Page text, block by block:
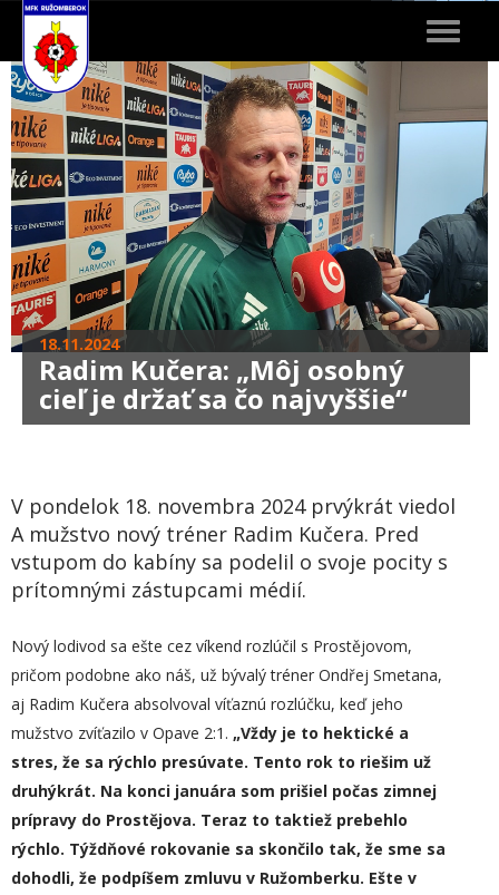
Toggle
18.11.2024
Radim Kučera: „Môj osobný
cieľ je držať sa čo najvyššie“
V pondelok 18. novembra 2024 prvýkrát viedol
A mužstvo nový tréner Radim Kučera. Pred
vstupom do kabíny sa podelil o svoje pocity s
prítomnými zástupcami médií.
Nový lodivod sa ešte cez víkend rozlúčil s Prostějovom,
pričom podobne ako náš, už bývalý tréner Ondřej Smetana,
aj Radim Kučera absolvoval víťaznú rozlúčku, keď jeho
mužstvo zvíťazilo v Opave 2:1. „Vždy je to hektické a
stres, že sa rýchlo presúvate. Tento rok to riešim už
druhýkrát. Na konci januára som prišiel počas zimnej
prípravy do Prostějova. Teraz to taktiež prebehlo
rýchlo. Týždňové rokovanie sa skončilo tak, že sme sa
dohodli, že podpíšem zmluvu v Ružomberku. Ešte v